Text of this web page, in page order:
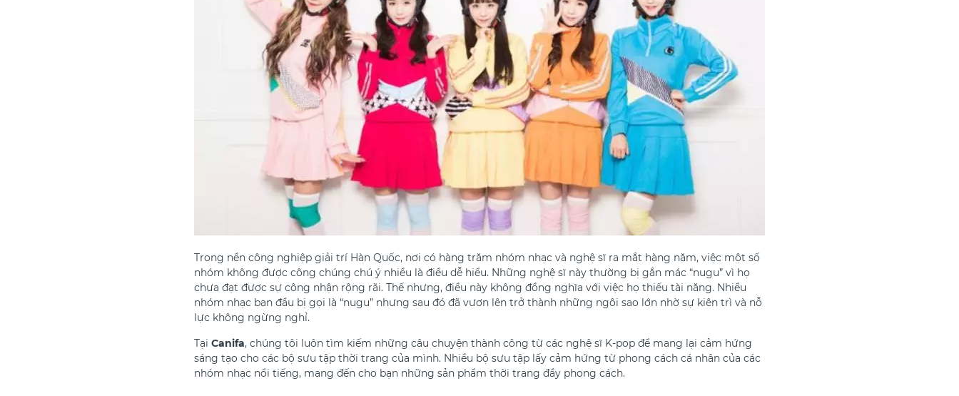
Trong nền công nghiệp giải trí Hàn Quốc, nơi có hàng trăm nhóm nhạc và nghệ sĩ ra mắt hàng năm, việc một số
nhóm không được công chúng chú ý nhiều là điều dễ hiểu. Những nghệ sĩ này thường bị gắn mác “nugu” vì họ
chưa đạt được sự công nhận rộng rãi. Thế nhưng, điều này không đồng nghĩa với việc họ thiếu tài năng. Nhiều
nhóm nhạc ban đầu bị gọi là “nugu” nhưng sau đó đã vươn lên trở thành những ngôi sao lớn nhờ sự kiên trì và nỗ
lực không ngừng nghỉ.
Tại Canifa, chúng tôi luôn tìm kiếm những câu chuyện thành công từ các nghệ sĩ K-pop để mang lại cảm hứng
sáng tạo cho các bộ sưu tập thời trang của mình. Nhiều bộ sưu tập lấy cảm hứng từ phong cách cá nhân của các
nhóm nhạc nổi tiếng, mang đến cho bạn những sản phẩm thời trang đầy phong cách.